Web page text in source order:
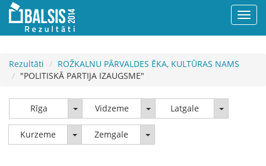
Rezultāti
ROŽKALNU PĀRVALDES ĒKA, KULTŪRAS NAMS
"POLITISKĀ PARTIJA IZAUGSME"
Rīga Rīga Vidzeme VidzemeLatgale Latgale
Kurzeme KurzemeZemgale Zemgale